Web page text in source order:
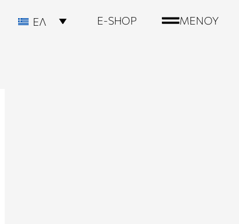
ΕΛ E-SHOP ΜΕΝΟΥ